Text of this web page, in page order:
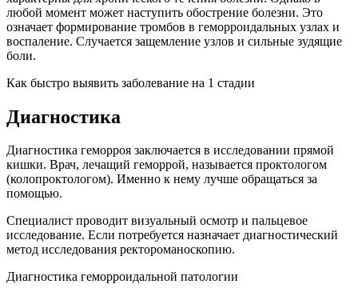
любой момент может наступить обострение болезни. Это
означает формирование тромбов в геморроидальных узлах и
воспаление. Случается защемление узлов и сильные зудящие
боли.
Как быстро выявить заболевание на 1 стадии
Диагностика
Диагностика геморроя заключается в исследовании прямой
кишки. Врач, лечащий геморрой, называется проктологом
(колопроктологом). Именно к нему лучше обращаться за
помощью.
Специалист проводит визуальный осмотр и пальцевое
исследование. Если потребуется назначает диагностический
метод исследования ректороманоскопию.
Диагностика геморроидальной патологии